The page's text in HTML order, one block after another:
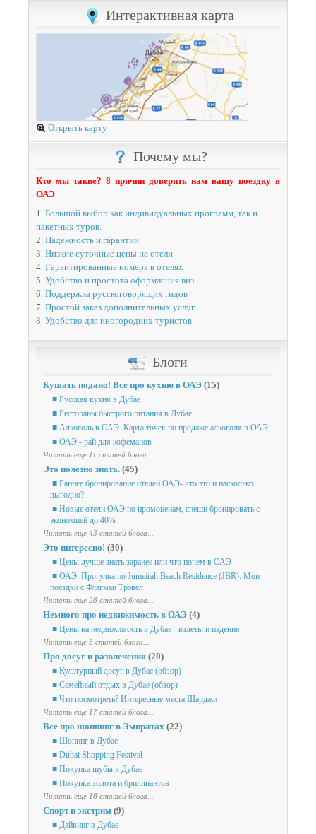
Интерактивная карта
Открыть карту
Почему мы?
Кто мы такие? 8 причин доверить нам вашу поездку в
ОАЭ
1. Большой выбор как индивидуальных программ, так и
пакетных туров.
2. Надежность и гарантии.
3. Низкие суточные цены на отели
4. Гарантированные номера в отелях
5. Удобство и простота оформления виз
6. Поддержка русскоговорящих гидов
7. Простой заказ дополнительных услуг
8. Удобство для иногородних туристов
Блоги
Кушать подано! Все про кухню в ОАЭ (15)
■ Русская кухня в Дубае
■ Рестораны быстрого питания в Дубае
■ Алкоголь в ОАЭ. Карта точек по продаже алкоголя в ОАЭ.
■ ОАЭ - рай для кофеманов
Читать еще 11 статей блога...
Это полезно знать. (45)
■ Раннее бронирование отелей ОАЭ- что это и насколько
выгодно?
■ Новые отели ОАЭ по промоценам, спеши бронировать с
экономией до 40%
Читать еще 43 статей блога...
Это интересно! (30)
■ Цены лучше знать заранее или что почем в ОАЭ
■ ОАЭ. Прогулка по Jumeirah Beach Residence (JBR). Мои
поездки с Флагман Трэвел
Читать еще 28 статей блога...
Немного про недвижимость в ОАЭ (4)
■ Цены на недвижимость в Дубае - взлеты и падения
Читать еще 3 статей блога...
Про досуг и развлечения (20)
■ Культурный досуг в Дубае (обзор)
■ Семейный отдых в Дубае (обзор)
■ Что посмотреть? Интересные места Шарджи
Читать еще 17 статей блога...
Все про шоппинг в Эмиратах (22)
■ Шопинг в Дубае
■ Dubai Shopping Festival
■ Покупка шубы в Дубае
■ Покупка золота и бриллиантов
Читать еще 18 статей блога...
Спорт и экстрим (9)
■ Дайвинг в Дубае